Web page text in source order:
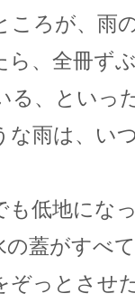
ころが、雨
ら、全冊ず
る、といっ
雨は、い
低地にな
の蓋がすべ
ぞっとさせ